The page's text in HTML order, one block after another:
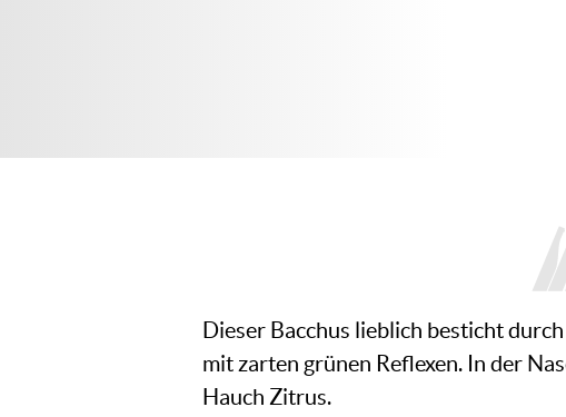
Dieser Bacchus lieblich besticht
mit zarten grünen Reflexen. In der
Hauch Zitrus.